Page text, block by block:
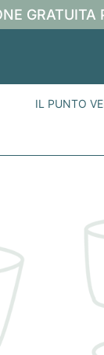
IL PUNTO